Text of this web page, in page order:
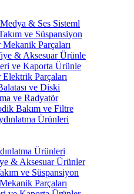
& Ses Sisteml
ve Süspansiyon
Parçaları
& Aksesuar Ürünle
ve Kaporta Ürünle
Parçaları
ve Diski
ve Radyatör
Bakım ve Filtre
Ürünleri
Ürünleri
& Aksesuar Ürünler
ve Süspansiyon
Parçaları